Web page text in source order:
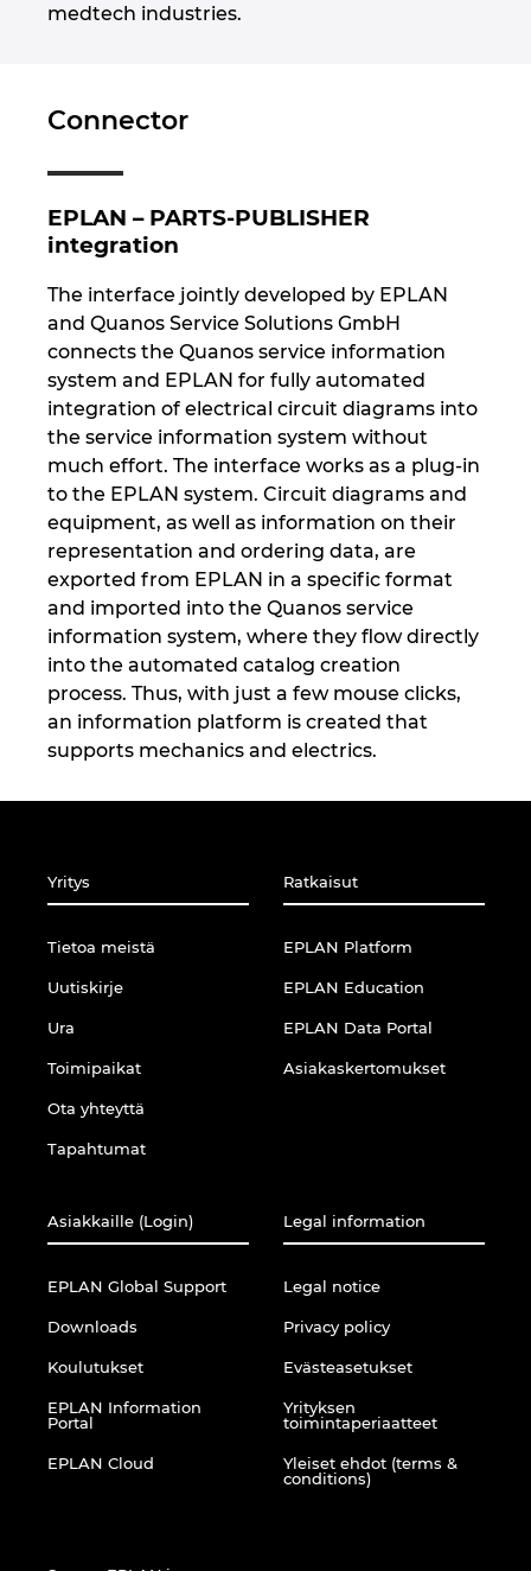
medtech industries.
Connector
EPLAN – PARTS-PUBLISHER
integration
The interface jointly developed by EPLAN
and Quanos Service Solutions GmbH
connects the Quanos service information
system and EPLAN for fully automated
integration of electrical circuit diagrams into
the service information system without
much effort. The interface works as a plug-in
to the EPLAN system. Circuit diagrams and
equipment, as well as information on their
representation and ordering data, are
exported from EPLAN in a specific format
and imported into the Quanos service
information system, where they flow directly
into the automated catalog creation
process. Thus, with just a few mouse clicks,
an information platform is created that
supports mechanics and electrics.
Yritys
Tietoa meistä
Uutiskirje
Ura
Toimipaikat
Ota yhteyttä
Tapahtumat
Ratkaisut
EPLAN Platform
EPLAN Education
EPLAN Data Portal
Asiakaskertomukset
Asiakkaille (Login)
EPLAN Global Support
Downloads
Koulutukset
EPLAN Information
Portal
EPLAN Cloud
Legal information
Legal notice
Privacy policy
Evästeasetukset
Yrityksen
toimintaperiaatteet
Yleiset ehdot (terms &
conditions)
Portugali
Romania
Saksa
Serbia
Singapore
Slovakia
Slovenia
Suomi
Sveitsi
Tanska
Tsekki
Turkki
Ukraina
Unkari
Uusi-Seelanti
Yhdysvallat